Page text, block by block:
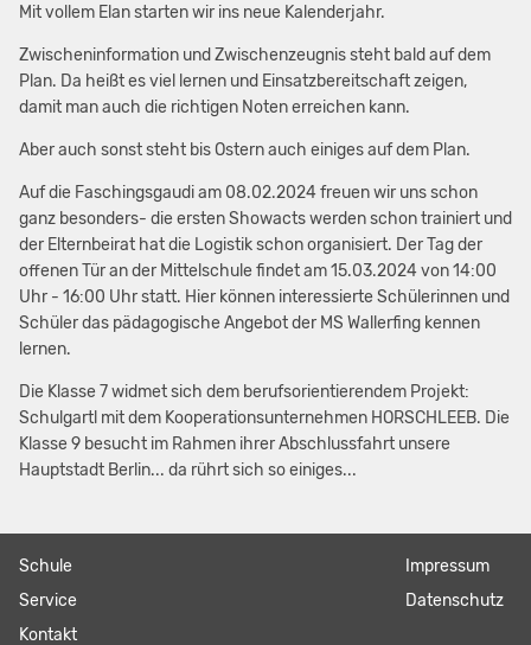
Mit vollem Elan starten wir ins neue Kalenderjahr.
Zwischeninformation und Zwischenzeugnis steht bald auf dem
Plan. Da heißt es viel lernen und Einsatzbereitschaft zeigen,
damit man auch die richtigen Noten erreichen kann.
Aber auch sonst steht bis Ostern auch einiges auf dem Plan.
Auf die Faschingsgaudi am 08.02.2024 freuen wir uns schon
ganz besonders- die ersten Showacts werden schon trainiert und
der Elternbeirat hat die Logistik schon organisiert. Der Tag der
offenen Tür an der Mittelschule findet am 15.03.2024 von 14:00
Uhr - 16:00 Uhr statt. Hier können interessierte Schülerinnen und
Schüler das pädagogische Angebot der MS Wallerfing kennen
lernen.
Die Klasse 7 widmet sich dem berufsorientierendem Projekt:
Schulgartl mit dem Kooperationsunternehmen HORSCHLEEB. Die
Klasse 9 besucht im Rahmen ihrer Abschlussfahrt unsere
Hauptstadt Berlin... da rührt sich so einiges...
Navigation
überspringen
Schule
Service
Kontakt
Navigation
überspringen
Impressum
Datenschutz